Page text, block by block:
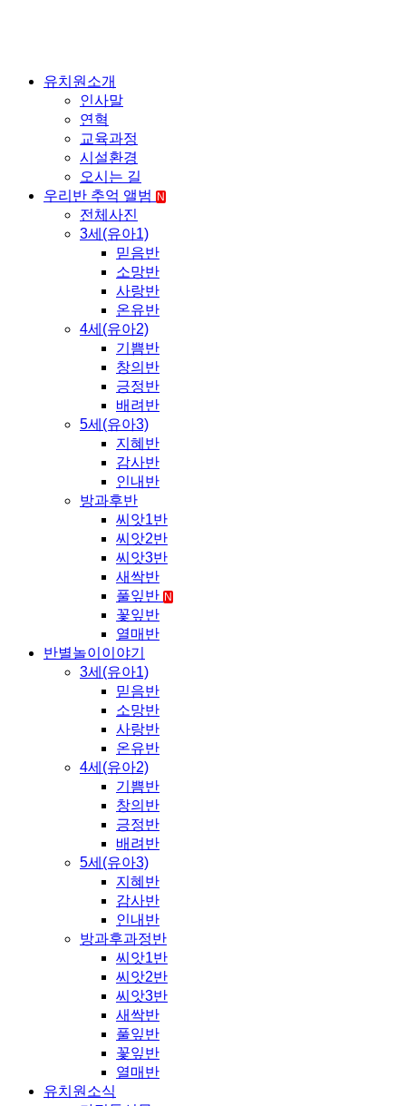
유치원소개
인사말
연혁
교육과정
시설환경
오시는 길
우리반 추억 앨범
N
전체사진
3세(유아1)
믿음반
소망반
사랑반
온유반
4세(유아2)
기쁨반
창의반
긍정반
배려반
5세(유아3)
지혜반
감사반
인내반
방과후반
씨앗1반
씨앗2반
씨앗3반
새싹반
풀잎반 N
꽃잎반
열매반
반별놀이이야기
3세(유아1)
믿음반
소망반
사랑반
온유반
4세(유아2)
기쁨반
창의반
긍정반
배려반
5세(유아3)
지혜반
감사반
인내반
방과후과정반
씨앗1반
씨앗2반
씨앗3반
새싹반
풀잎반
꽃잎반
열매반
유치원소식